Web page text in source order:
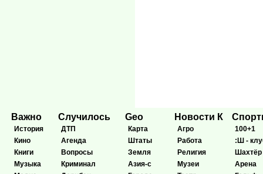
Важно
История
Кино
Книги
Музыка
Случилось
ДТП
Агенда
Вопросы
Криминал
Geo
Карта
Штаты
Земля
Азия-с
Новости К
Агро
Работа
Религия
Музеи
100+1
:Ш -
Шахтёр
Арена